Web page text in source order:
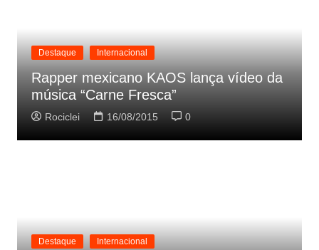
Destaque Internacional
Rapper mexicano KAOS lança vídeo da
música “Carne Fresca”
Rociclei 16/08/2015 0
Destaque Internacional